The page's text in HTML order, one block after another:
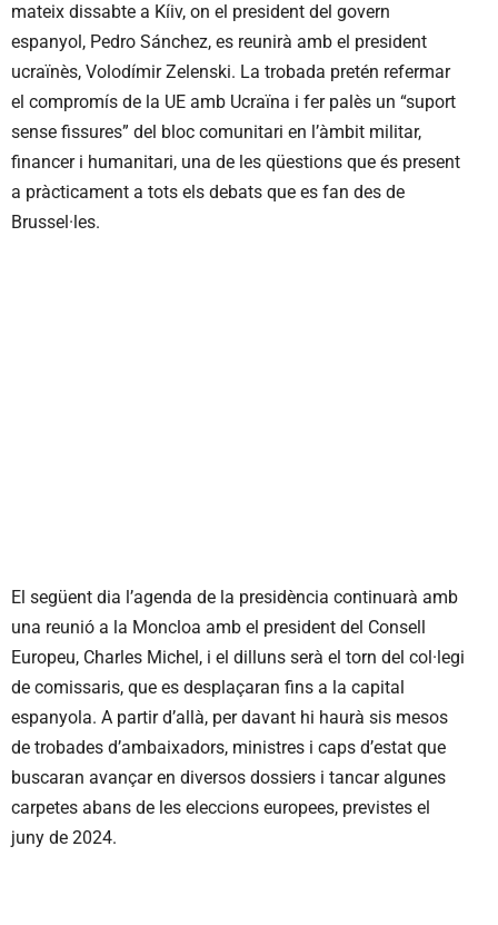
mateix dissabte a Kíiv, on el president del govern
espanyol, Pedro Sánchez, es reunirà amb el president
ucraïnès, Volodímir Zelenski. La trobada pretén refermar
el compromís de la UE amb Ucraïna i fer palès un “suport
sense fissures” del bloc comunitari en l’àmbit militar,
financer i humanitari, una de les qüestions que és present
a pràcticament a tots els debats que es fan des de
Brussel·les.
El següent dia l’agenda de la presidència continuarà amb
una reunió a la Moncloa amb el president del Consell
Europeu, Charles Michel, i el dilluns serà el torn del col·legi
de comissaris, que es desplaçaran fins a la capital
espanyola. A partir d’allà, per davant hi haurà sis mesos
de trobades d’ambaixadors, ministres i caps d’estat que
buscaran avançar en diversos dossiers i tancar algunes
carpetes abans de les eleccions europees, previstes el
juny de 2024.